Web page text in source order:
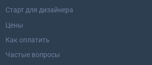
Старт для дизайнера
Цены
Как оплатить
Частые вопросы